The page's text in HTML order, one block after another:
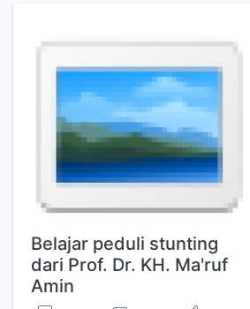
Belajar peduli stunting
dari Prof. Dr. KH. Ma'ruf
Amin